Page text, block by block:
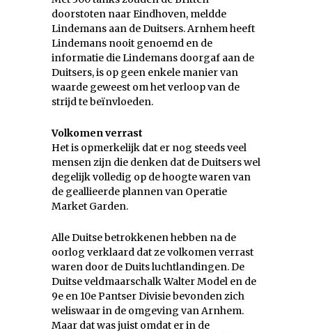
doorstoten naar Eindhoven, meldde
Lindemans aan de Duitsers. Arnhem heeft
Lindemans nooit genoemd en de
informatie die Lindemans doorgaf aan de
Duitsers, is op geen enkele manier van
waarde geweest om het verloop van de
strijd te beïnvloeden.
Volkomen verrast
Het is opmerkelijk dat er nog steeds veel
mensen zijn die denken dat de Duitsers wel
degelijk volledig op de hoogte waren van
de geallieerde plannen van Operatie
Market Garden.
Alle Duitse betrokkenen hebben na de
oorlog verklaard dat ze volkomen verrast
waren door de Duits luchtlandingen. De
Duitse veldmaarschalk Walter Model en de
9e en 10e Pantser Divisie bevonden zich
weliswaar in de omgeving van Arnhem.
Maar dat was juist omdat er in de